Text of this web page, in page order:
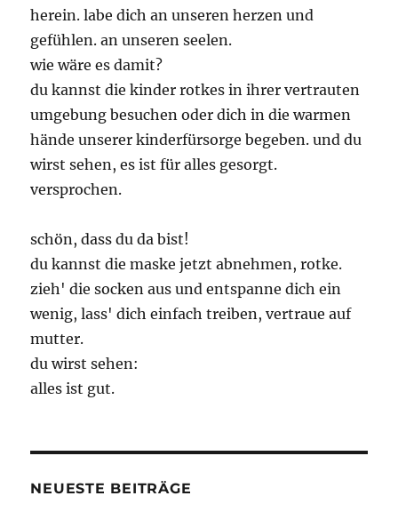
herein. labe dich an unseren herzen und
gefühlen. an unseren seelen.
wie wäre es damit?
du kannst die kinder rotkes in ihrer vertrauten
umgebung besuchen oder dich in die warmen
hände unserer kinderfürsorge begeben. und du
wirst sehen, es ist für alles gesorgt.
versprochen.
schön, dass du da bist!
du kannst die maske jetzt abnehmen, rotke.
zieh' die socken aus und entspanne dich ein
wenig, lass' dich einfach treiben, vertraue auf
mutter.
du wirst sehen:
alles ist gut.
NEUESTE BEITRÄGE